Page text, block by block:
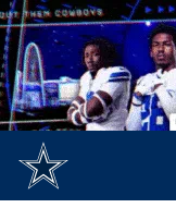
Skip
to
main
content